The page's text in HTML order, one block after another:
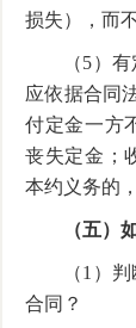
损失），而
（5）
应依据合同
付定金一方
丧失定金；
本约义务的
（五）
（1）
合同？